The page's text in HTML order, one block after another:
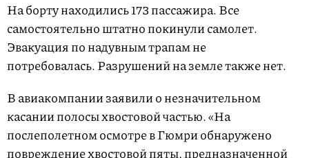
На борту находились 173 пассажира. Все
самостоятельно штатно покинули самолет.
Эвакуация по надувным трапам не
потребовалась. Разрушений на земле также нет.
В авиакомпании заявили о незначительном
касании полосы хвостовой частью. «На
послеполетном осмотре в Гюмри обнаружено
повреждение хвостовой пяты, предназначенной